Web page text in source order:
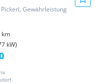
Gewährleistung
km
kW)